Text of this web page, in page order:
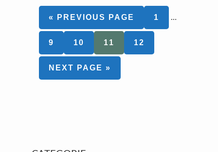
« GO
TO
PREVIOUS PAGE PAGE
1 …
PAGE
9 PAGE
10 PAGE
11 PAGE
12
GO
NEXT PAGE »
Primary